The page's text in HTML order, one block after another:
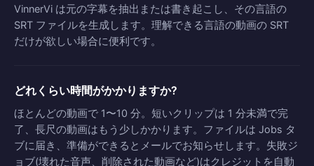
VinnerVi は元の字幕を抽出または書き起こし、その言語の
SRT ファイルを生成します。理解できる言語の動画の SRT
だけが欲しい場合に便利です。
どれくらい時間がかかりますか?
ほとんどの動画で 1〜10 分。短いクリップは 1 分未満で完
了、長尺の動画はもう少しかかります。ファイルは Jobs タ
ブに届き、準備ができるとメールでお知らせします。失敗ジ
ョブ(壊れた音声、削除された動画など)はクレジットを自動